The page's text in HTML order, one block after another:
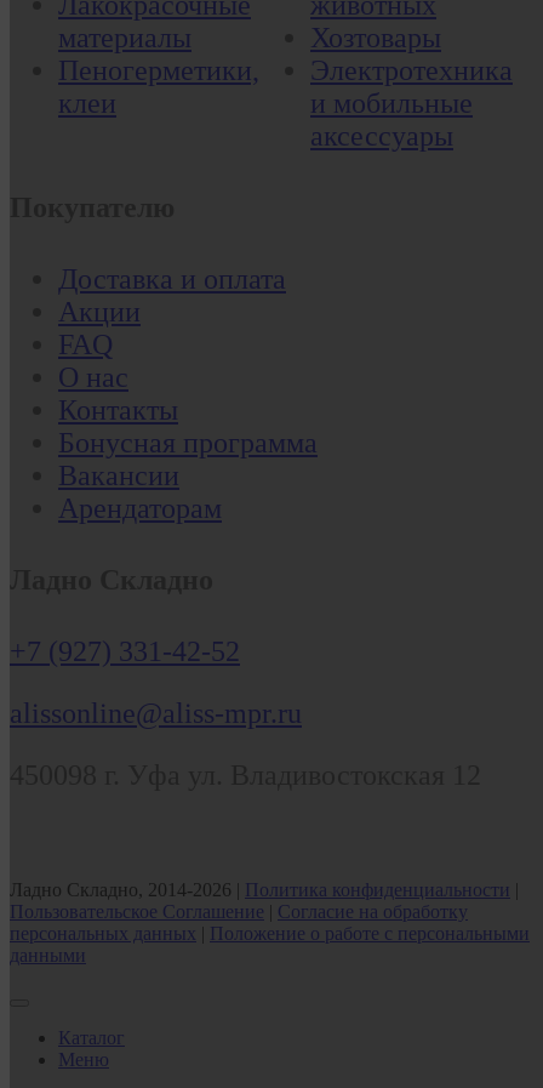
материалы
Пеногерметики,
клеи
Хозтовары
Электротехника
и мобильные
аксессуары
Доставка и оплата
Акции
FAQ
О нас
Контакты
Бонусная программа
Вакансии
Арендаторам
+7 (927) 331-42-52
alissonline@aliss-mpr.ru
Ладно Складно, 2014-2026 | Политика конфиденциальности |
Пользовательское Соглашение | Согласие на обработку
персональных данных | Положение о работе с персональными
данными
Каталог
Меню